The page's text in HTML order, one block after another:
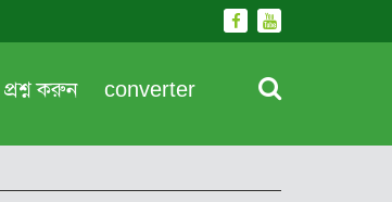
প্রশ্ন করুন converter